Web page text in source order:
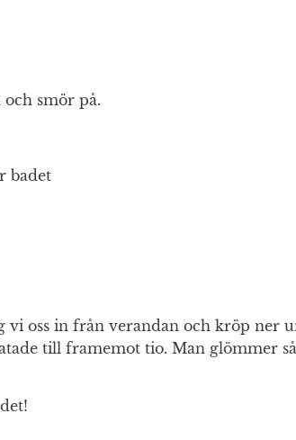
smör på.
badet
vi oss in från verandan och kröp ner
till framemot tio. Man glömmer